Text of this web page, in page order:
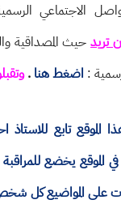
الاجتماعي
تريدحيث المصداقية
: اضغط هنا .
الموقع تابع
الموقع يخضع
على المواضيع كل